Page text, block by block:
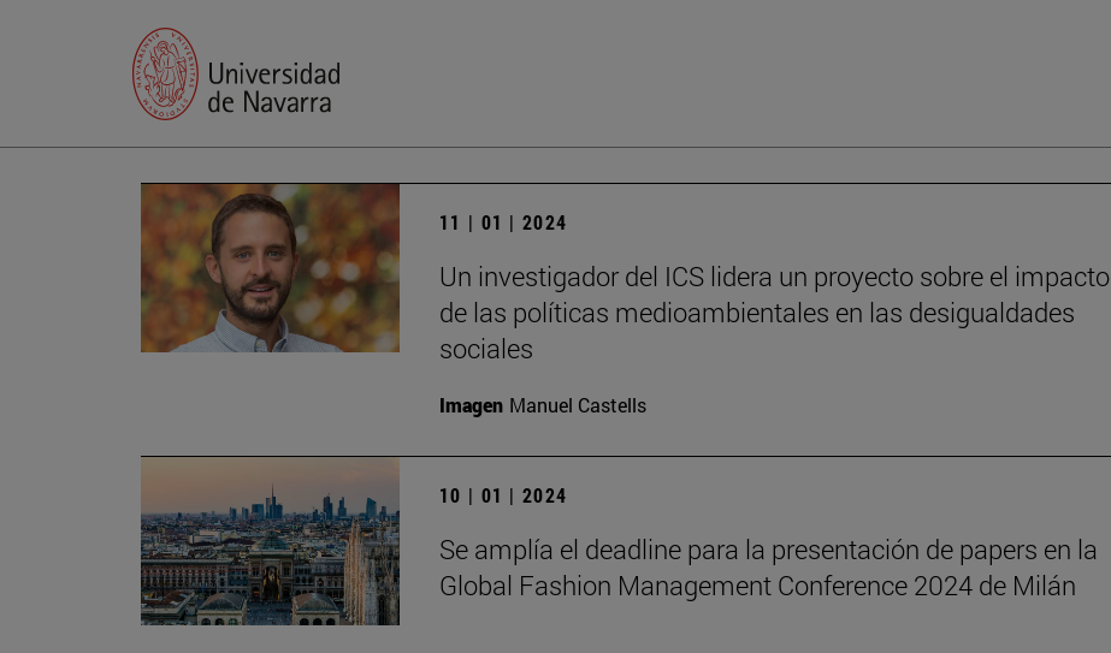
11 | 01 | 2024
Un investigador del ICS lidera un proyecto sobre el impacto
de las políticas medioambientales en las desigualdades
sociales
Imagen Manuel Castells
10 | 01 | 2024
Se amplía el deadline para la presentación de papers en la
Global Fashion Management Conference 2024 de Milán